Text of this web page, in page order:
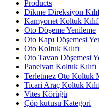
Products
Dikme Direksiyon
Kamyonet Koltuk
Oto Döşeme Yenileme
Oto Kapı Döşemesi
Oto Koltuk Kılıfı
Oto Tavan Döşemesi
Panelvan Koltuk Kılıfı
Terletmez Oto Koltuk
Ticari Araç Koltuk
Vites Körüğü
Çöp kutusu Kategori